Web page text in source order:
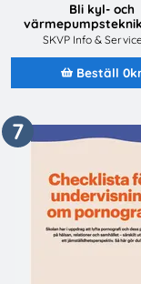
Bli kyl- och
jobba med
SKVP Info &
Beställ
7